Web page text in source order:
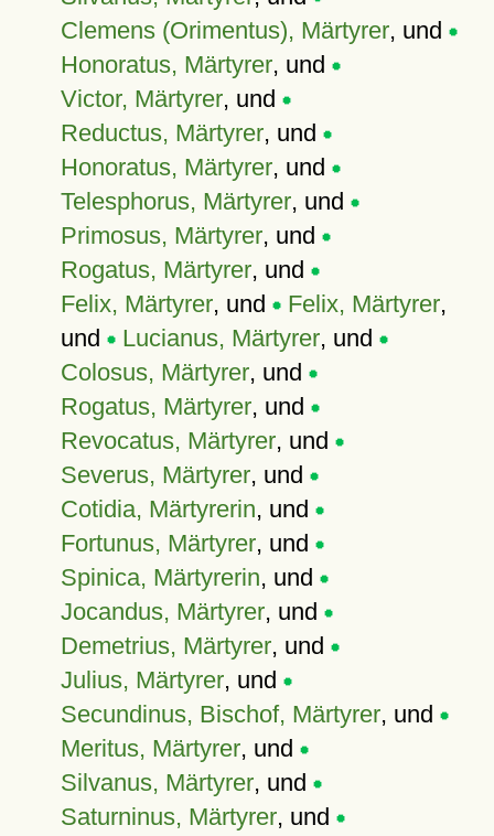
Clemens (Orimentus), Märtyrer, und
Honoratus, Märtyrer, und
Victor, Märtyrer, und
Reductus, Märtyrer, und
Honoratus, Märtyrer, und
Telesphorus, Märtyrer, und
Primosus, Märtyrer, und
Rogatus, Märtyrer, und
Felix, Märtyrer, und Felix, Märtyrer,
und
Lucianus, Märtyrer, und
Colosus, Märtyrer, und
Rogatus, Märtyrer, und
Revocatus, Märtyrer, und
Severus, Märtyrer, und
Cotidia, Märtyrerin, und
Fortunus, Märtyrer, und
Spinica, Märtyrerin, und
Jocandus, Märtyrer, und
Demetrius, Märtyrer, und
Julius, Märtyrer, und
Secundinus, Bischof, Märtyrer, und
Meritus, Märtyrer, und
Silvanus, Märtyrer, und
Saturninus, Märtyrer, und